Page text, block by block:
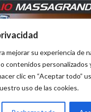
mejorar su experiencia de
contenidos personalizados
clic en “Aceptar todo”
uso de las cookies.